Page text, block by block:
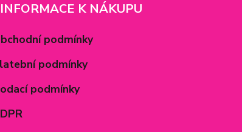
INFORMACE K NÁKUPU
podmínky
podmínky
podmínky